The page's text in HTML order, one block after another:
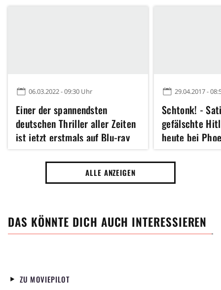
06.03.2022 - 09:30 Uhr
Einer der spannendsten
deutschen Thriller aller Zeiten
ist jetzt erstmals auf Blu-ray
und in 4K erhältlich
29.04.2017 -
Schtonk! -
gefälschte
heute bei
ALLE ANZEIGEN
DAS KÖNNTE DICH AUCH INTERESSIEREN
ZU MOVIEPILOT